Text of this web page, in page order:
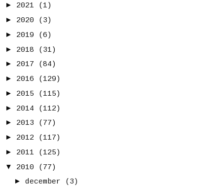
► 2021
(1)
► 2020
(3)
► 2019
(6)
► 2018
(31)
► 2017
(84)
► 2016
(129)
► 2015
(115)
► 2014
(112)
► 2013
(77)
► 2012
(117)
► 2011
(125)
▼
2010
(77)
► december
(3)